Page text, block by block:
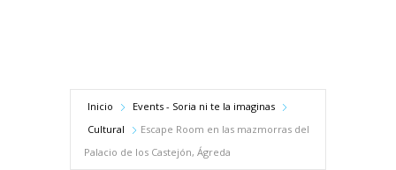
Inicio
Events - Soria ni te la imaginas
Cultural
Escape Room en las mazmorras del
Palacio de los Castejón, Ágreda